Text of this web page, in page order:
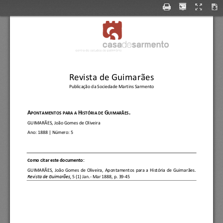
Revista de Guimarães
Publicação da Sociedade Martins Sarmento
A PONTAMENTOS PARA A
H ISTÓRIA DE G UIMARÃES
GUIMARÃES, João Gomes de Oliveira
Ano: 1888 | Número: 5
GUIMARÃES,
João  Gomes  de  Oliveira
,
Apontamentos  para  a  História  de  Guimarães.
Revista de Guimarães, 5 (1) Jan.
- Mar 1888, p. 39
-45